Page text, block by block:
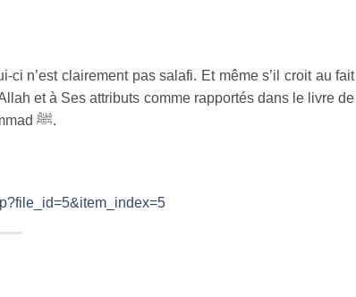
ci n’est clairement pas salafi. Et même s’il croit au fait
et à Ses attributs comme rapportés dans le livre de
ﷺ.